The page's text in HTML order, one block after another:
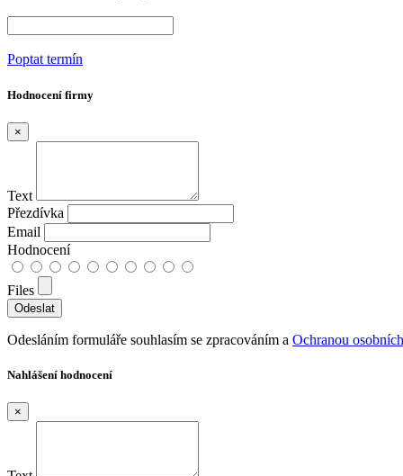
Poptat termín
Hodnocení firmy
×
Text
Přezdívka
Email
Hodnocení
Files
Odesláním formuláře souhlasím se zpracováním a Ochranou
Nahlášení hodnocení
×